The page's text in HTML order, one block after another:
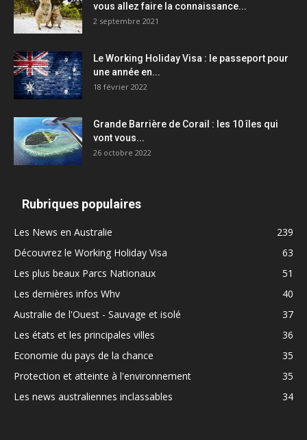
vous allez faire la connaissance...
2 septembre 2021
Le Working Holiday Visa : le passeport pour
une année en...
18 février 2022
Grande Barrière de Corail : les 10 îles qui
vont vous...
26 octobre 2022
Rubriques populaires
Les News en Australie
239
Découvrez le Working Holiday Visa
63
Les plus beaux Parcs Nationaux
51
Les dernières infos Whv
40
Australie de l'Ouest - Sauvage et isolé
37
Les états et les principales villes
36
Economie du pays de la chance
35
Protection et atteinte à l'environnement
35
Les news australiennes inclassables
34